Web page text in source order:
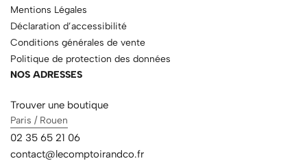
Mentions Légales
Déclaration d’accessibilité
Conditions générales de vente
Politique de protection des données
NOS ADRESSES
Trouver une boutique
Paris / Rouen
02 35 65 21 06
contact@lecomptoirandco.fr